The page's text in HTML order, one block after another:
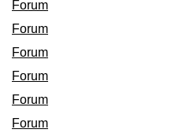
Forum
Forum
Forum
Forum
Forum
Forum